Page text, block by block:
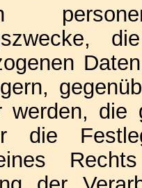
werden, die
die